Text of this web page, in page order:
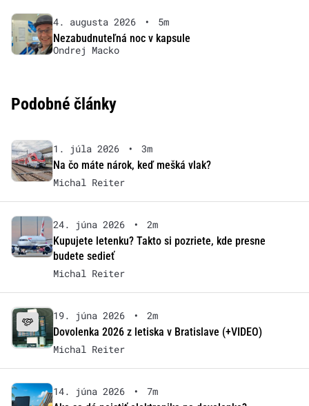
4. augusta 2026 •
5m
Nezabudnuteľná noc v kapsule
Ondrej Macko
Podobné články
1. júla 2026 •
3m
Na čo máte nárok, keď mešká vlak?
Michal Reiter
24. júna 2026 •
2m
Kupujete letenku? Takto si pozriete, kde presne
budete sedieť
Michal Reiter
19. júna 2026 •
2m
Dovolenka 2026 z letiska v Bratislave (+VIDEO)
Michal Reiter
14. júna 2026 •
7m